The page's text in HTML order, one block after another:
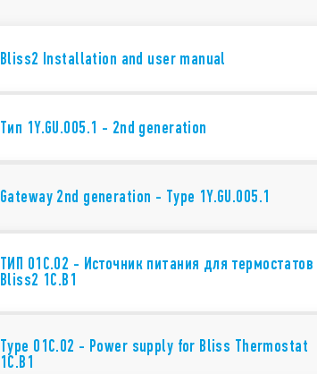
Bliss2 Installation and user manual
Тип 1Y.GU.005.1 - 2nd generation
Gateway 2nd generation - Type 1Y.GU.005.1
ТИП 01C.02 - Источник питания для термостатов
Bliss2 1С.В1
Type 01C.02 - Power supply for Bliss Thermostat
1C.B1